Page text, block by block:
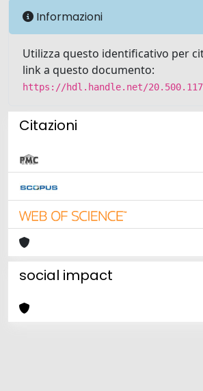
Informazioni
Utilizza questo identificativo per
link a questo documento:
https://hdl.handle.net/
Citazioni
social impact